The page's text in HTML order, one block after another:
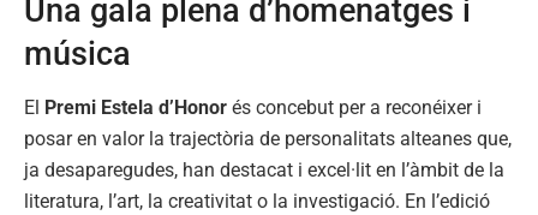
Una gala plena d’homenatges i
música
El Premi Estela d’Honor és concebut per a reconéixer i
posar en valor la trajectòria de personalitats alteanes que,
ja desaparegudes, han destacat i excel·lit en l’àmbit de la
literatura, l’art, la creativitat o la investigació. En l’edició